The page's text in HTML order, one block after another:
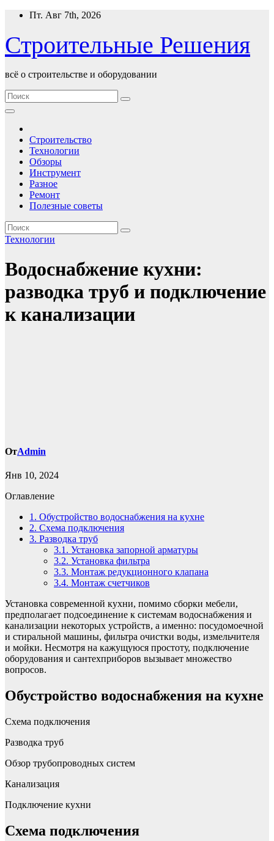
Перейти
содержимому
Пт. Авг 7th, 2026
Строительные Решения
всё о строительстве и оборудовании
Строительство
Технологии
Обзоры
Инструмент
Разное
Ремонт
Полезные советы
Технологии
Водоснабжение кухни:
разводка труб и подключение
к канализации
ОтAdmin
Янв 10, 2024
Оглавление
1. Обустройство водоснабжения на кухне
2. Схема подключения
3. Разводка труб
3.1. Установка запорной арматуры
3.2. Установка фильтра
3.3. Монтаж редукционного клапана
3.4. Монтаж счетчиков
Установка современной кухни, помимо сборки мебели,
предполагает подсоединение к системам водоснабжения и
канализации некоторых устройств, а именно: посудомоечной
и стиральной машины, фильтра очистки воды, измельчителя
и мойки. Несмотря на кажущуюся простоту, подключение
оборудования и сантехприборов вызывает множество
вопросов.
Обустройство водоснабжения на кухне
Схема подключения
Разводка труб
Обзор трубопроводных систем
Канализация
Подключение кухни
Схема подключения